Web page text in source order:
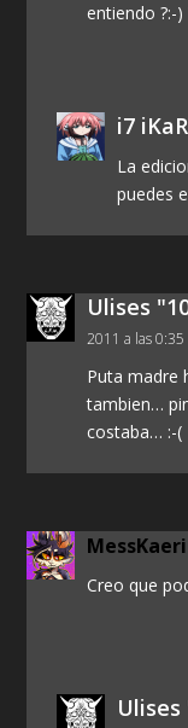
entiendo ?:-)
i7
La
puedes
Ulises
2011 a las 0:35
Puta madre
tambien…
costaba… :-(
MessKaeri
Creo que